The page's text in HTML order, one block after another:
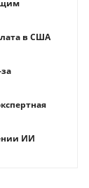
в США
ИИ